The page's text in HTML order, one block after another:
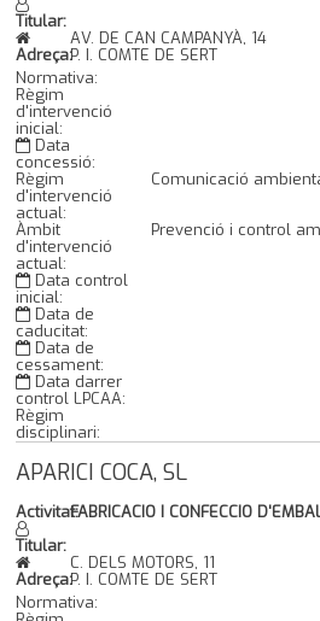
Titular:
Adreça:
AV. DE CAN CAMPANYÀ, 14
P. I. COMTE DE SERT
Normativa:
Règim
d'intervenció
inicial:
Data
concessió:
Règim
d'intervenció
actual:
Comunicació
Àmbit
d'intervenció
actual:
Prevenció i control
Data control
inicial:
Data de
caducitat:
Data de
cessament:
Data darrer
control LPCAA:
Règim
disciplinari:
APARICI COCA, SL
Activitat:FABRICACIO I CONFECCIO
Titular:
Adreça:
C. DELS MOTORS, 11
P. I. COMTE DE SERT
Normativa: